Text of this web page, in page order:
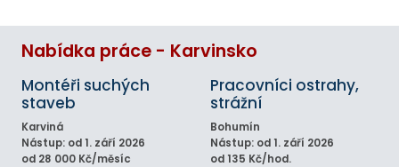
Nabídka práce - Karvinsko
Montéři suchých
staveb
Karviná
Nástup: od 1. září 2026
od 28 000 Kč/měsíc
Pracovníci ostrahy,
strážní
Bohumín
Nástup: od 1. září 2026
od 135 Kč/hod.